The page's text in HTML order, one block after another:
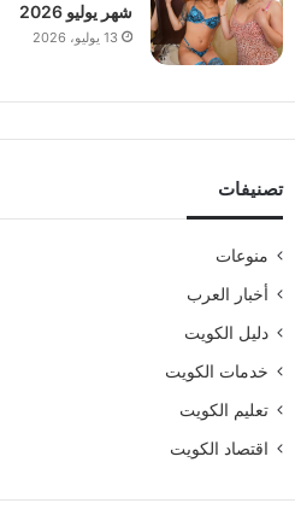
شهر يوليو 2026
13 يوليو، 2026
تصنيفات
منوعات
أخبار العرب
دليل الكويت
خدمات الكويت
تعليم الكويت
اقتصاد الكويت